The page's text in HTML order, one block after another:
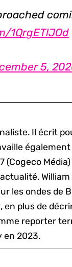
1QrgETlJOd
5,
Il écrit
également
(Cogeco
William
les ondes de
en plus de
reporter
en 2023.